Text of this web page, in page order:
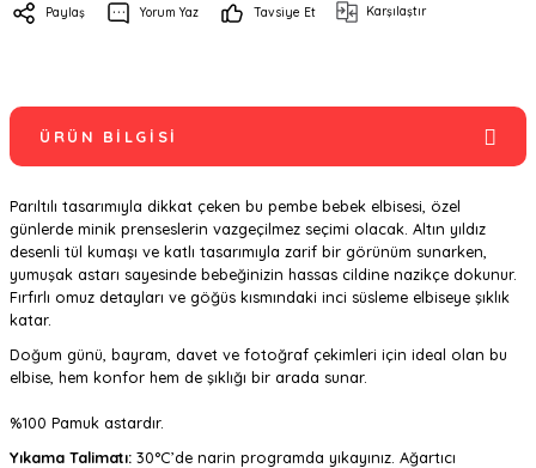
Paylaş Yorum Yaz Tavsiye Et Karşılaştır
ÜRÜN BILGISI
Parıltılı tasarımıyla dikkat çeken bu pembe bebek elbisesi, özel
günlerde minik prenseslerin vazgeçilmez seçimi olacak. Altın yıldız
desenli tül kumaşı ve katlı tasarımıyla zarif bir görünüm sunarken,
yumuşak astarı sayesinde bebeğinizin hassas cildine nazikçe dokunur.
Fırfırlı omuz detayları ve göğüs kısmındaki inci süsleme elbiseye şıklık
katar.
Doğum günü, bayram, davet ve fotoğraf çekimleri için ideal olan bu
elbise, hem konfor hem de şıklığı bir arada sunar.
%100 Pamuk astardır.
Yıkama Talimatı: 30°C’de narin programda yıkayınız. Ağartıcı